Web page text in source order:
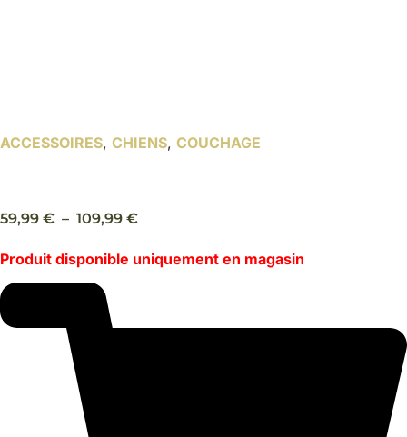
ACCESSOIRES, CHIENS, COUCHAGE
59,99 € – 109,99 €Plage
prix :
109,99 €
Produit disponible uniquement en magasin